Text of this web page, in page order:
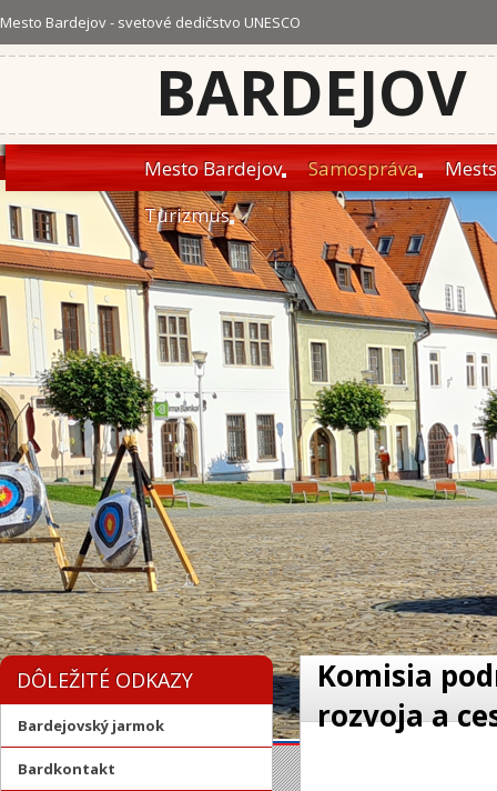
Mesto Bardejov - svetové dedičstvo UNESCO
BARDEJOV
Mesto Bardejov Samospráva
Turizmus
DÔLEŽITÉ ODKAZY
Bardejovský jarmok
Bardkontakt
Komisia
rozvoja a